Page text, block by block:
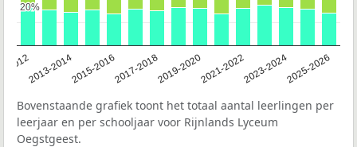
20122013-20142015-20162017-20182019-20202021-20222023-20242025-2026
20%
20%
Bovenstaande grafiek toont het totaal aantal leerlingen per
leerjaar en per schooljaar voor Rijnlands Lyceum
Oegstgeest.